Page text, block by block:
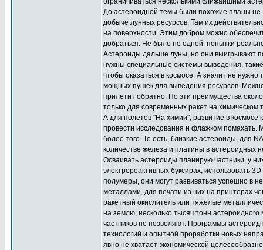
До астероидной темы были похожие планы не
добыче лунных ресурсов. Там их
на поверхности. Этим добром можно
добраться. Не было не одной, попытки
Астероиды дальше луны, но они выигрывают
нужны специальные системы выведения,
чтобы оказаться в космосе. А значит не
мощных пушек для выведения ресурсов.
прилетит обратно. Но эти преимущества
только для современных ракет на химическом
А для полетов "На химии", развитие в
провести исследования и флажком помахать.
более того. То есть, близкие астероиды, для
количестве железа и платины в астероидных
Осваивать астероиды планирую частники, у
электрореактивных буксирах, использовать
полумеры, они могут развиваться успешно в
металлами, для печати из них на принтерах
ракетный окислитель или тяжелые
на землю, несколько тысяч тонн
частников не позволяют. Программы
технологий и опытной проработки новых
явно не хватает экономической